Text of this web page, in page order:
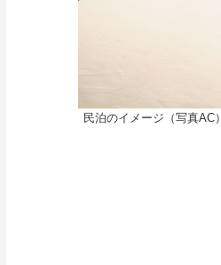
民泊のイメージ（写真AC）